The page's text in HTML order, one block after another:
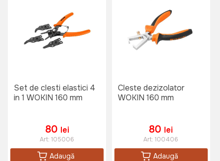
Set de clesti elastici 4
in 1 WOKIN 160 mm
80 lei
Art: 105006
Adaugă
Cleste dezizolator
WOKIN 160 mm
80 lei
Art: 100406
Adaugă